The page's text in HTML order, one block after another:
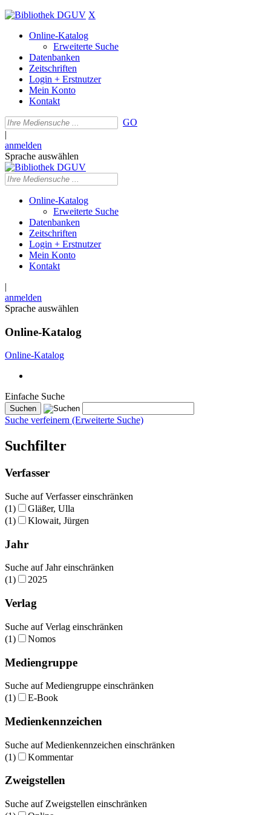
X
Online-Katalog
Erweiterte Suche
Datenbanken
Zeitschriften
Login + Erstnutzer
Mein Konto
Kontakt
GO
|
anmelden
Sprache auswählen
Online-Katalog
Erweiterte Suche
Datenbanken
Zeitschriften
Login + Erstnutzer
Mein Konto
Kontakt
|
anmelden
Sprache auswählen
Online-Katalog
Online-Katalog
Einfache Suche
Suche verfeinern (Erweiterte Suche)
Suchfilter
Verfasser
Suche auf Verfasser einschränken
(1)
Gläßer, Ulla
(1)
Klowait, Jürgen
Jahr
Suche auf Jahr einschränken
(1)
2025
Verlag
Suche auf Verlag einschränken
(1)
Nomos
Mediengruppe
Suche auf Mediengruppe einschränken
(1)
E-Book
Medienkennzeichen
Suche auf Medienkennzeichen einschränken
(1)
Kommentar
Zweigstellen
Suche auf Zweigstellen einschränken